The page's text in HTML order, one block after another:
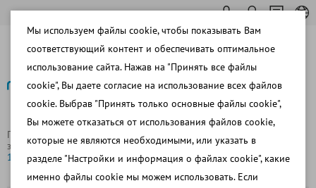
Главная страница Коневодство
забор ооцитов/OPU/TVA
Двухпросветная аспирационная игла
12G x 25" для трансвагинальной аспирации ооцитов у кобыл
Назад
Мы используем файлы cookie, чтобы показывать Вам
соответствующий контент и обеспечивать оптимальное
использование сайта. Нажав на "Принять все файлы
cookie", Вы даете согласие на использование всех файлов
cookie. Выбрав "Принять только основные файлы cookie",
Вы можете отказаться от использования файлов cookie,
которые не являются необходимыми, или указать в
разделе "Настройки и информация о файлах cookie", какие
именно файлы cookie мы можем использовать. Если